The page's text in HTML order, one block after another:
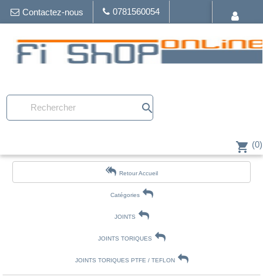
Contactez-nous 0781560054
search
shopping_cart (0)
Retour Accueil
Catégories
JOINTS
JOINTS TORIQUES
JOINTS TORIQUES PTFE / TEFLON